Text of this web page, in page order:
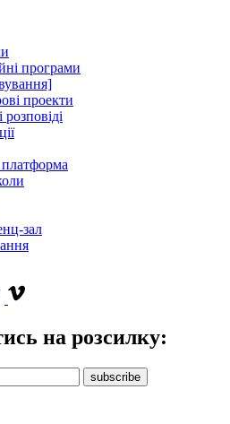
програми
проекти
зал
на розсилку:
subscribe